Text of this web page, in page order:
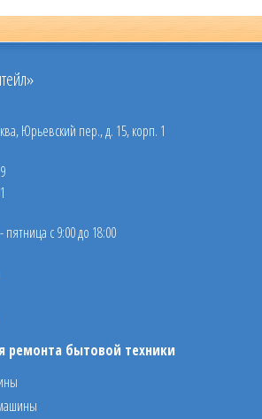
Юрьевский пер., д. 15, корп. 1
с 9:00 до 18:00
ремонта бытовой техники